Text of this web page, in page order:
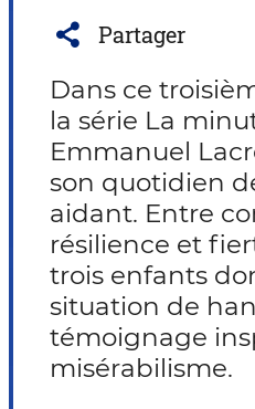
Partager
Dans ce
la série La
Emmanuel
son quotidien
aidant. Entre
résilience et
trois enfants
situation de
témoignage
misérabilisme.